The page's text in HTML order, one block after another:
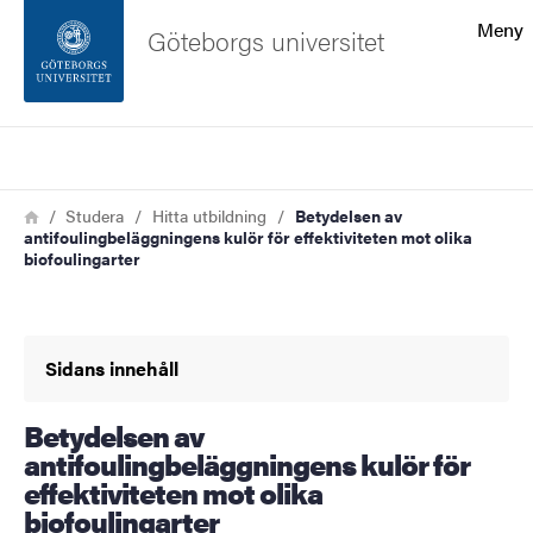
Sidfoten
Om webbplatsen
Meny
Göteborgs universitet
Länkstig
HemStudera Hitta utbildning
Betydelsen av
antifoulingbeläggningens kulör för effektiviteten mot olika
biofoulingarter
Sidans innehåll
Betydelsen av
antifoulingbeläggningens kulör för
effektiviteten mot olika
biofoulingarter